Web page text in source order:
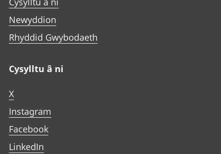
Newyddion
Rhyddid Gwybodaeth
Cysylltu â ni
X
Instagram
Facebook
LinkedIn